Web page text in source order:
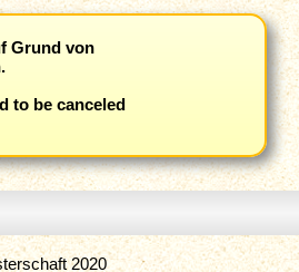
Grund von
to be canceled
2020